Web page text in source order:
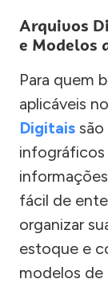
Arquivos
e Modelos
Para quem
aplicáveis
Digitais são
infográficos
fácil de
organizar
estoque e
modelos de